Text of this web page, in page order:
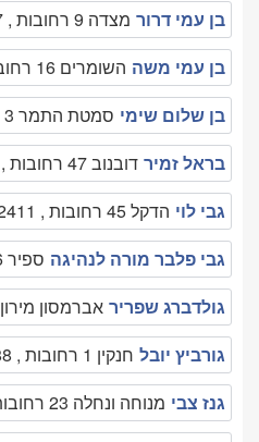
בן עמי דרור מצדה 9 רחובות , 0522515527
בן עמי משה השומרים 16 רחובות , 089455568
בן שלום שימי סמטת התמר 3 רחובות , 089361761
בראל זמיר דובנוב 47 רחובות , 0544345300
גבי לוי הדקל 45 רחובות , 0544562411
גבי פלבר מורה לנהיגה ספיר 46 רחובות , 0502778981
גולדברג שפריר אברמסון מירון 7 רחובות , 0544714795
גורביץ יובל חנקין 1 רחובות , 089477188
גנז צבי מנוחה ונחלה 23 רחובות , 089494312